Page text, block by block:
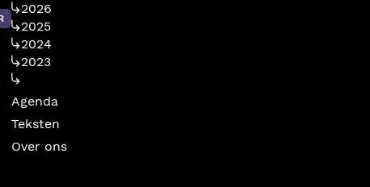
2026
2025
2024
2023
Agenda
Teksten
Over ons